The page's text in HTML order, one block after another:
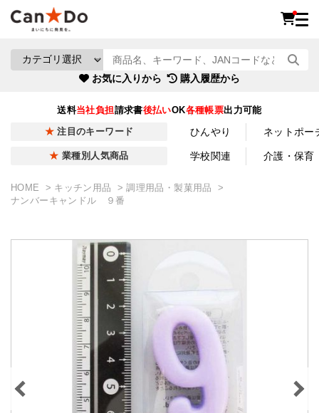
お気に入りから 購入履歴から
送料当社負担請求書後払いOK各種帳票出力可能
注目のキーワード ひんやり ネットポー
業種別人気商品 学校関連 介護・保育
HOME キッチン用品
調理用品・製菓用品
ナンバーキャンドル ９番